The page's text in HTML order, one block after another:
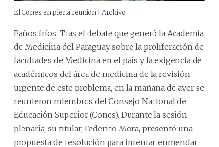
El Cones en plena reunión | Archivo
Paños fríos. Tras el debate que generó la Academia
de Medicina del Paraguay sobre la proliferación de
facultades de Medicina en el país y la exigencia de
académicos del área de medicina de la revisión
urgente de este problema, en la mañana de ayer se
reunieron miembros del Consejo Nacional de
Educación Superior (Cones). Durante la sesión
plenaria, su titular, Federico Mora, presentó una
propuesta de resolución para intentar enmendar